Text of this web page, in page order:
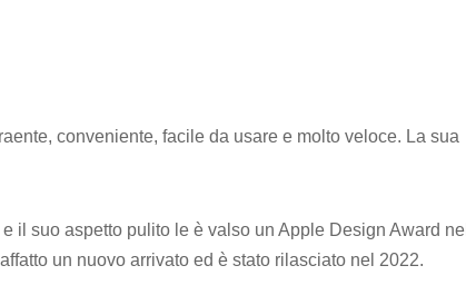
conveniente, facile da usare e molto veloce. La sua
il suo aspetto pulito le è valso un Apple Design Award nel
un nuovo arrivato ed è stato rilasciato nel 2022.